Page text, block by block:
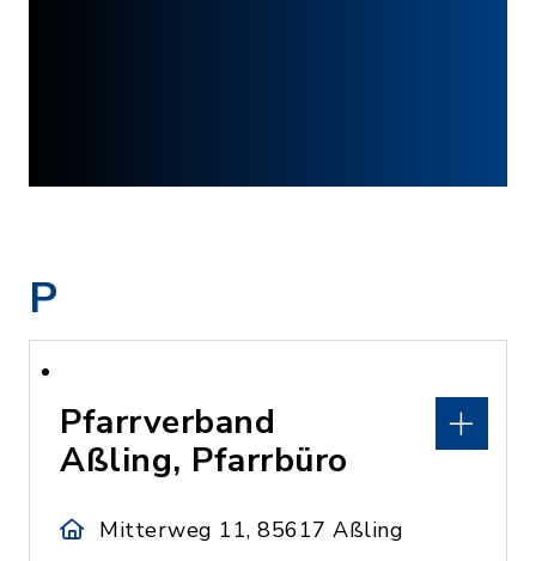
P
Pfarrverband
Aßling, Pfarrbüro
Mitterweg 11, 85617 Aßling